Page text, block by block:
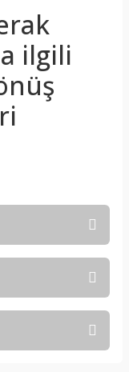
ilgili